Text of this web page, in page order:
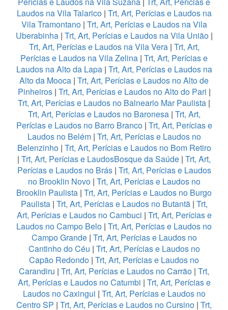
Laudos na Vila Talarico| Trt, Art, Perícias e Laudos na
Vila Tramontano| Trt, Art, Perícias e Laudos na Vila
Uberabinha| Trt, Art, Perícias e Laudos na Vila União|
Trt, Art, Perícias e Laudos na Vila Vera| Trt, Art,
Perícias e Laudos na Vila Zelina | Trt, Art, Perícias e
Laudos na Alto da Lapa| Trt, Art, Perícias e Laudos na
Alto da Mooca | Trt, Art, Perícias e Laudos no Alto de
Pinheiros| Trt, Art, Perícias e Laudos no Alto do Pari |
Trt, Art, Perícias e Laudos no Balneario Mar Paulista |
Trt, Art, Perícias e Laudos no Baronesa| Trt, Art,
Perícias e Laudos no Barro Branco| Trt, Art, Perícias e
Laudos no Belém| Trt, Art, Perícias e Laudos no
Belenzinho| Trt, Art, Perícias e Laudos no Bom Retiro
| Trt, Art, Perícias e LaudosBosque da Saúde | Trt, Art,
Perícias e Laudos no Brás| Trt, Art, Perícias e Laudos
no Brooklin Novo| Trt, Art, Perícias e Laudos no
Brooklin Paulista | Trt, Art, Perícias e Laudos no Burgo
Paulista| Trt, Art, Perícias e Laudos no Butantã| Trt,
Art, Perícias e Laudos no Cambuci | Trt, Art, Perícias e
Laudos no Campo Belo | Trt, Art, Perícias e Laudos no
Campo Grande| Trt, Art, Perícias e Laudos no
Cantinho do Céu | Trt, Art, Perícias e Laudos no
Capão Redondo | Trt, Art, Perícias e Laudos no
Carandiru | Trt, Art, Perícias e Laudos no Carrão | Trt,
Art, Perícias e Laudos no Catumbi | Trt, Art, Perícias e
Laudos no Caxingui | Trt, Art, Perícias e Laudos no
Centro SP | Trt, Art, Perícias e Laudos no Cursino | Trt,